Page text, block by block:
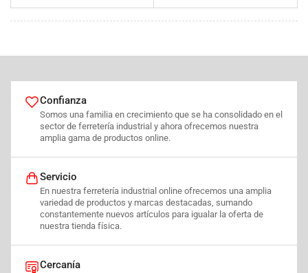
Confianza
Somos una familia en crecimiento que se ha consolidado en el
sector de ferretería industrial y ahora ofrecemos nuestra
amplia gama de productos online.
Servicio
En nuestra ferretería industrial online ofrecemos una amplia
variedad de productos y marcas destacadas, sumando
constantemente nuevos artículos para igualar la oferta de
nuestra tienda física.
Cercanía